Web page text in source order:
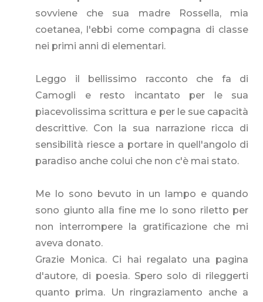
sovviene che sua madre Rossella, mia
coetanea, l'ebbi come compagna di classe
nei primi anni di elementari.
Leggo il bellissimo racconto che fa di
Camogli e resto incantato per le sua
piacevolissima scrittura e per le sue capacità
descrittive. Con la sua narrazione ricca di
sensibilità riesce a portare in quell'angolo di
paradiso anche colui che non c'è mai stato.
Me lo sono bevuto in un lampo e quando
sono giunto alla fine me lo sono riletto per
non interrompere la gratificazione che mi
aveva donato.
Grazie Monica. Ci hai regalato una pagina
d'autore, di poesia. Spero solo di rileggerti
quanto prima. Un ringraziamento anche a